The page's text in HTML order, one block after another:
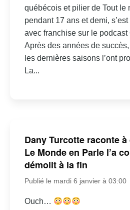
québécois et pilier de Tout le
pendant 17 ans et demi,
avec franchise sur le podcast
Après des années de
les dernières saisons l’ont
La...
Dany Turcotte raconte
Le Monde en Parle l’a
démolit à la fin
Publié le mardi 6 janvier à 03:00
Ouch…